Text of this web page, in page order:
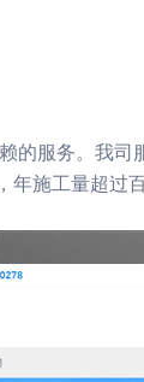
的服务。我司
施工量超过百